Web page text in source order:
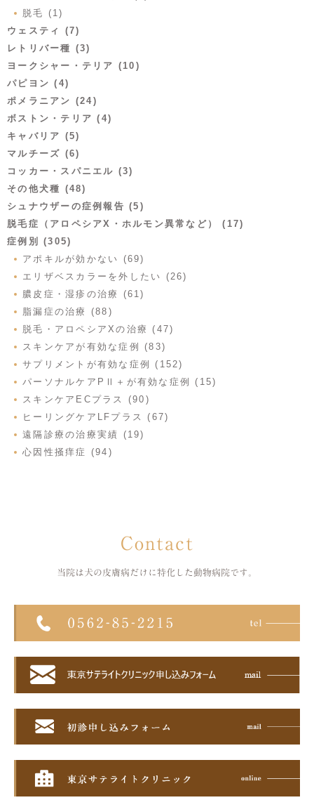
脱毛 (1)
ウェスティ (7)
レトリバー種 (3)
ヨークシャー・テリア (10)
パピヨン (4)
ポメラニアン (24)
ボストン・テリア (4)
キャバリア (5)
マルチーズ (6)
コッカー・スパニエル (3)
その他犬種 (48)
シュナウザーの症例報告 (5)
脱毛症（アロペシアX・ホルモン異常など） (17)
症例別 (305)
アポキルが効かない (69)
エリザベスカラーを外したい (26)
膿皮症・湿疹の治療 (61)
脂漏症の治療 (88)
脱毛・アロペシアXの治療 (47)
スキンケアが有効な症例 (83)
サプリメントが有効な症例 (152)
パーソナルケアPⅡ＋が有効な症例 (15)
スキンケアECプラス (90)
ヒーリングケアLFプラス (67)
遠隔診療の治療実績 (19)
心因性掻痒症 (94)
Contact
当院は犬の皮膚病だけに特化した 動物病院です。